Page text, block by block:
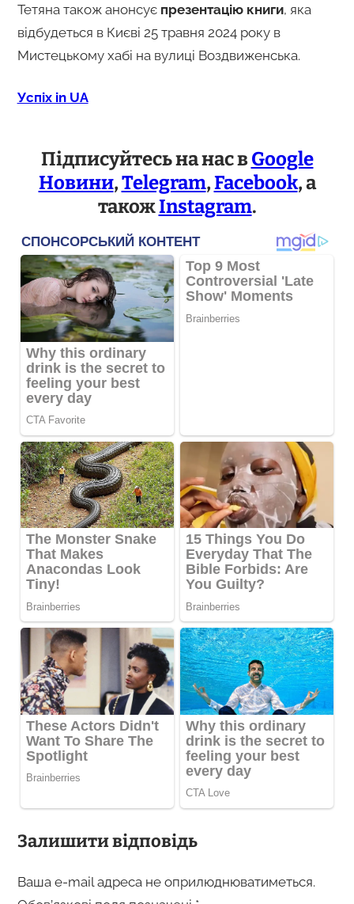
Тетяна також анонсує презентацію книги, яка
відбудеться в Києві 25 травня 2024 року в
Мистецькому хабі на вулиці Воздвиженська.
Успіх in UA
Підписуйтесь на нас вGoogle
Новини,Telegram,Facebook, а
такожInstagram.
Залишити відповідь
Ваша e-mail адреса не оприлюднюватиметься.